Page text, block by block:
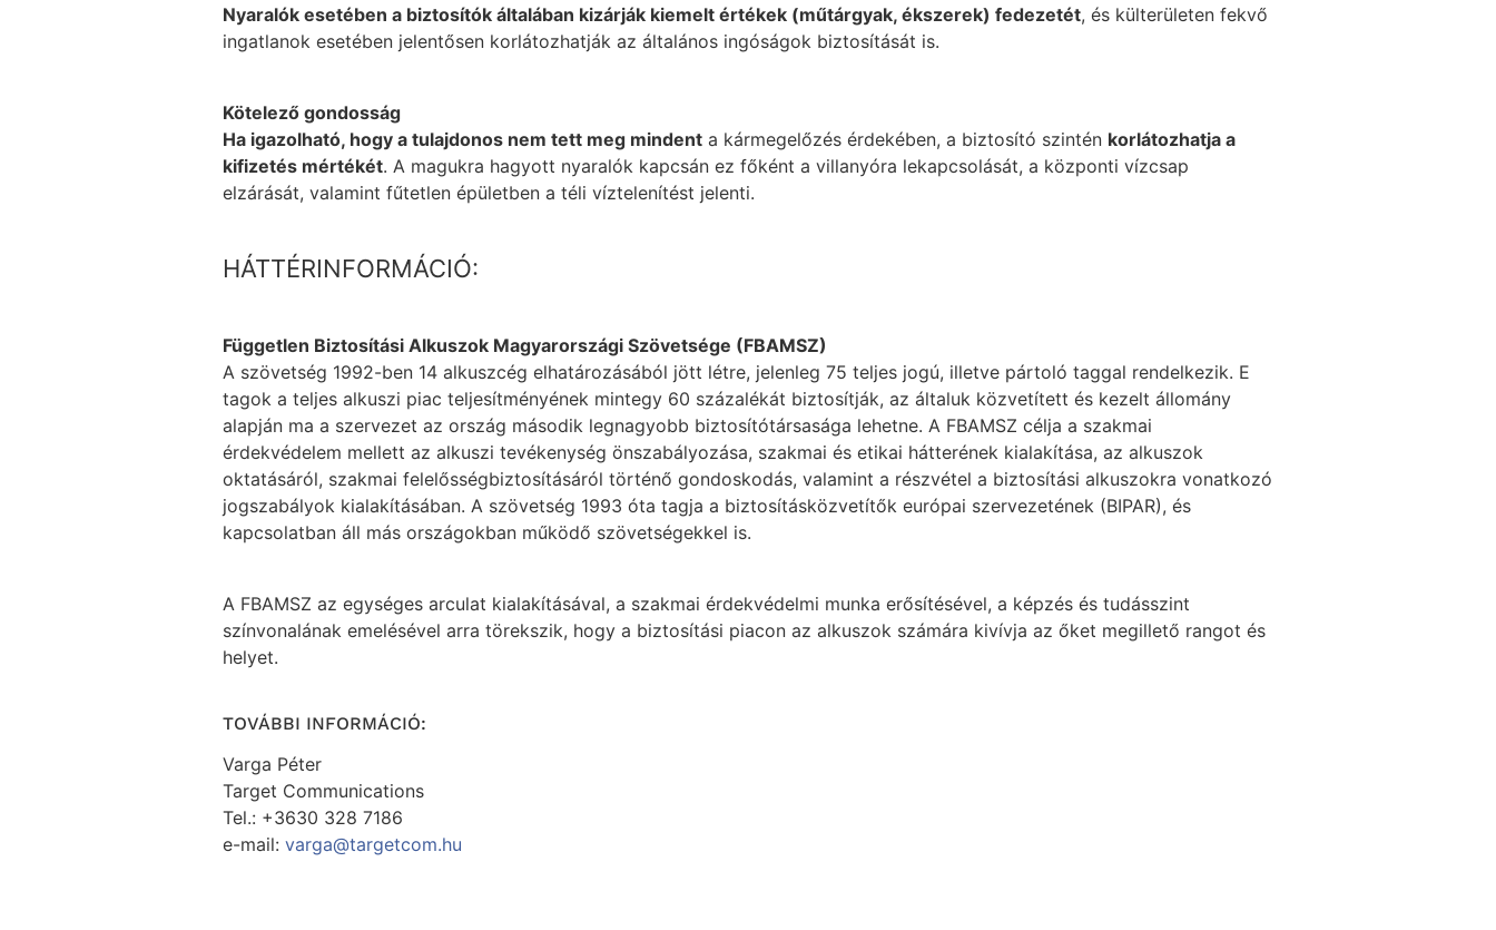
Nyaralók esetében a biztosítók általában kizárják kiemelt értékek (műtárgyak, ékszerek) fedezetét, és külterületen fekvő
ingatlanok esetében jelentősen korlátozhatják az általános ingóságok biztosítását is.
Kötelező gondosság
Ha igazolható, hogy a tulajdonos nem tett meg mindent a kármegelőzés érdekében, a biztosító szintén korlátozhatja a
kifizetés mértékét. A magukra hagyott nyaralók kapcsán ez főként a villanyóra lekapcsolását, a központi vízcsap
elzárását, valamint fűtetlen épületben a téli víztelenítést jelenti.
HÁTTÉRINFORMÁCIÓ:
Független Biztosítási Alkuszok Magyarországi Szövetsége (FBAMSZ)
A szövetség 1992-ben 14 alkuszcég elhatározásából jött létre, jelenleg 75 teljes jogú, illetve pártoló taggal rendelkezik. E
tagok a teljes alkuszi piac teljesítményének mintegy 60 százalékát biztosítják, az általuk közvetített és kezelt állomány
alapján ma a szervezet az ország második legnagyobb biztosítótársasága lehetne. A FBAMSZ célja a szakmai
érdekvédelem mellett az alkuszi tevékenység önszabályozása, szakmai és etikai hátterének kialakítása, az alkuszok
oktatásáról, szakmai felelősségbiztosításáról történő gondoskodás, valamint a részvétel a biztosítási alkuszokra vonatkozó
jogszabályok kialakításában. A szövetség 1993 óta tagja a biztosításközvetítők európai szervezetének (BIPAR), és
kapcsolatban áll más országokban működő szövetségekkel is.
A FBAMSZ az egységes arculat kialakításával, a szakmai érdekvédelmi munka erősítésével, a képzés és tudásszint
színvonalának emelésével arra törekszik, hogy a biztosítási piacon az alkuszok számára kivívja az őket megillető rangot és
helyet.
TOVÁBBI INFORMÁCIÓ:
Varga Péter
Target Communications
Tel.: +3630 328 7186
e-mail: varga@targetcom.hu